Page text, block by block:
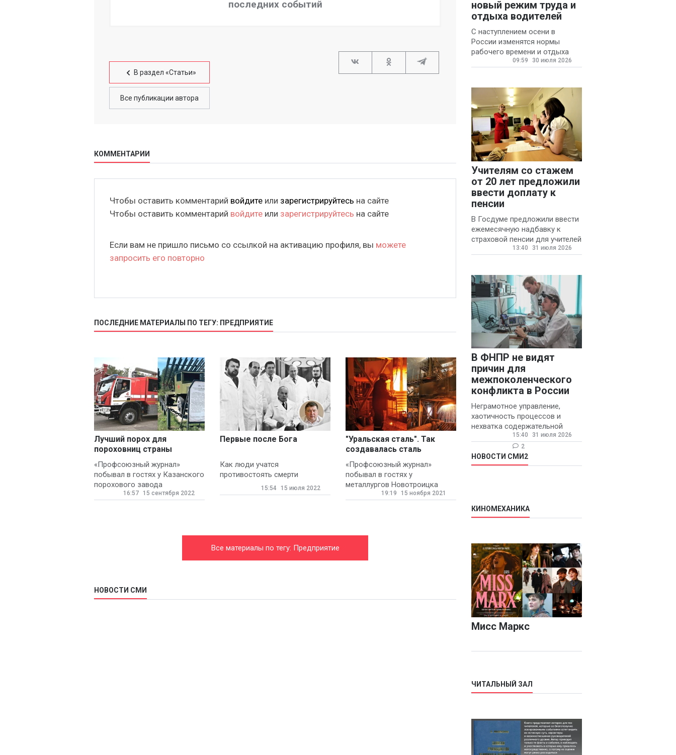
последних событий
В раздел «Статьи»
Все публикации автора
КОММЕНТАРИИ
Чтобы оставить комментарий войдите или зарегистрируйтесь на сайте
Чтобы оставить комментарий войдите или зарегистрируйтесь на сайте
Если вам не пришло письмо со ссылкой на активацию профиля, вы можете
запросить его повторно
ПОСЛЕДНИЕ МАТЕРИАЛЫ ПО ТЕГУ: ПРЕДПРИЯТИЕ
Лучший порох для
пороховниц страны
«Профсоюзный журнал»
побывал в гостях у Казанского
порохового завода
16:57 15 сентября 2022
Первые после Бога
Как люди учатся
противостоять смерти
15:54 15 июля 2022
"Уральская сталь". Так
создавалась сталь
«Профсоюзный журнал»
побывал в гостях у
металлургов Новотроицка
19:19 15 ноября 2021
Все материалы по тегу: Предприятие
НОВОСТИ СМИ
новый режим труда и
отдыха водителей
С наступлением осени в
России изменятся нормы
рабочего времени и отдыха
для автомобилистов.
09:59 30 июля 2026
Учителям со стажем
от 20 лет предложили
ввести доплату к
пенсии
В Госдуме предложили ввести
ежемесячную надбавку к
страховой пенсии для учителей
государственных и
13:40 31 июля 2026
В ФНПР не видят
причин для
межпоколенческого
конфликта в России
Неграмотное управление,
хаотичность процессов и
нехватка содержательной
обратной связи от
руководителя являются
основными причинами
конфликтов и раздражения в
15:40
31 июля 2026
2
НОВОСТИ СМИ2
КИНОМЕХАНИКА
Мисс Маркс
ЧИТАЛЬНЫЙ ЗАЛ